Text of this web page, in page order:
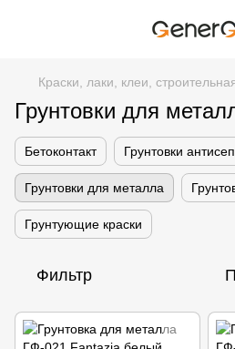
Краски, лаки, клеи,
Грунтовки для
Бетоконтакт Грунтовки
Грунтовки для металла
Грунтующие краски
Фильтр